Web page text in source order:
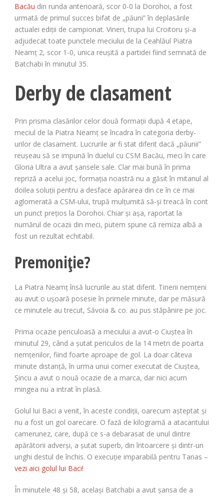
Bacău din runda anterioară, scor 0-0 la Dorohoi, a fost
urmată de primul succes bifat de „păuni” în deplasările
actualei ediții de campionat. Vineri, trupa lui Croitoru și-a
adjudecat toate punctele meciului de la Ceahlăul Piatra
Neamț 2, scor 1-0, unica reușită a partidei fiind semnată de
Batchabi în minutul 35.
Derby de clasament
Prin prisma clasărilor celor două formații după 4 etape,
meciul de la Piatra Neamț se încadra în categoria derby-
urilor de clasament. Lucrurile ar fi stat diferit dacă „păunii”
reușeau să se impună în duelul cu CSM Bacău, meci în care
Gloria Ultra a avut șansele sale. Clar mai bună în prima
repriză a acelui joc, formația noastră nu a găsit în mitanul al
doilea soluții pentru a desface apărarea din ce în ce mai
aglomerată a CSM-ului, trupă mulțumită să-și treacă în cont
un punct prețios la Dorohoi. Chiar și așa, raportat la
numărul de ocazii din meci, putem spune că remiza albă a
fost un rezultat echitabil.
Premoniție?
La Piatra Neamț însă lucrurile au stat diferit. Tinerii nemțeni
au avut o ușoară posesie în primele minute, dar pe măsură
ce minutele au trecut, Săvoia & co. au pus stăpânire pe joc.
Prima ocazie periculoasă a meciului a avut-o Ciuștea în
minutul 29, când a șutat periculos de la 14 metri de poarta
nemțenilor, fiind foarte aproape de gol. La doar câteva
minute distanță, în urma unui corner executat de Ciuștea,
Șincu a avut o nouă ocazie de a marca, dar nici acum
mingea nu a intrat în plasă.
Golul lui Baci a venit, în aceste condiții, oarecum așteptat și
nu a fost un gol oarecare. O fază de kilogramă a atacantului
camerunez, care, după ce s-a debarasat de unul dintre
apărătorii adverși, a șutat superb, din întoarcere și dintr-un
unghi destul de închis. O execuție imparabilă pentru Tanas –
vezi aici golul lui Baci!
În minutele 48 și 58, același Batchabi a avut șansa de a